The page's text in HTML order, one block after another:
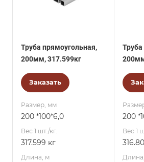
Труба прямоугольная,
200мм, 317.599кг
Заказать
Размер, мм
200 *100*6,0
Вес 1 шт./кг.
317.599 кг
Длина, м
200
Вес 1